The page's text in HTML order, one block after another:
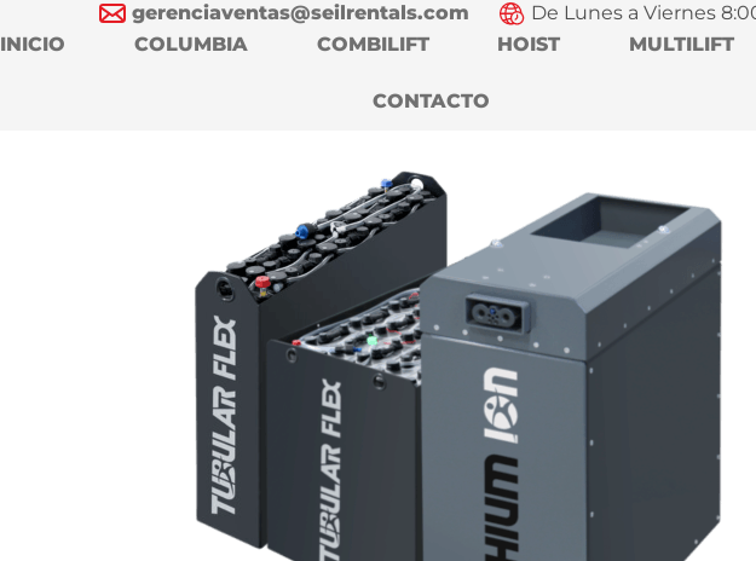
gerenciaventas@seilrentals.com
De Lunes a Viernes
INICIO
COLUMBIA COMBILIFT HOIST MULTILIFT
CONTACTO